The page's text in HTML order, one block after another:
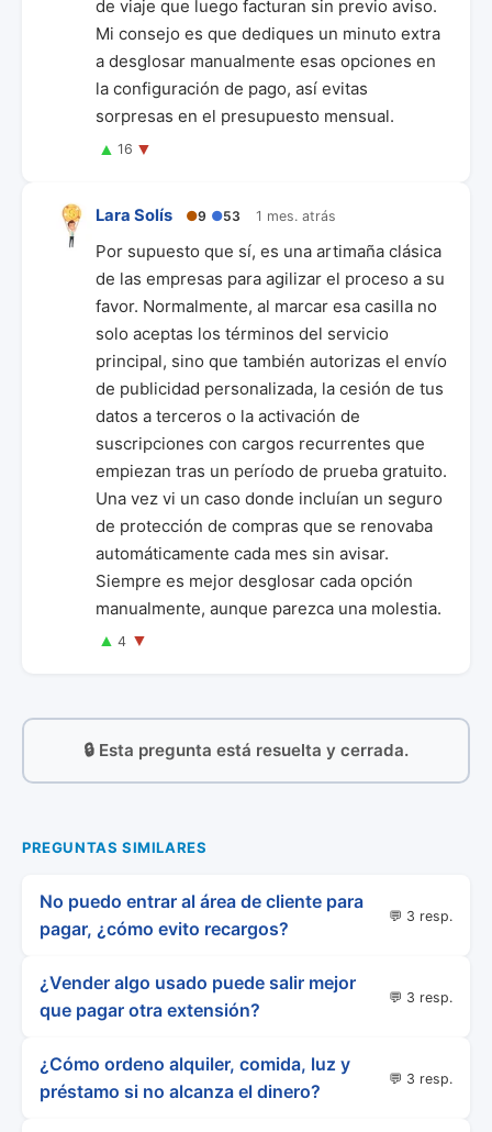
de viaje que luego facturan sin previo aviso.
Mi consejo es que dediques un minuto extra
a desglosar manualmente esas opciones en
la configuración de pago, así evitas
sorpresas en el presupuesto mensual.
▲ 16 ▼
Lara Solís ●9 ●53 1 mes. atrás
Por supuesto que sí, es una artimaña clásica
de las empresas para agilizar el proceso a su
favor. Normalmente, al marcar esa casilla no
solo aceptas los términos del servicio
principal, sino que también autorizas el envío
de publicidad personalizada, la cesión de tus
datos a terceros o la activación de
suscripciones con cargos recurrentes que
empiezan tras un período de prueba gratuito.
Una vez vi un caso donde incluían un seguro
de protección de compras que se renovaba
automáticamente cada mes sin avisar.
Siempre es mejor desglosar cada opción
manualmente, aunque parezca una molestia.
▲ 4 ▼
🔒 Esta pregunta está resuelta y cerrada.
PREGUNTAS SIMILARES
No puedo entrar al área de cliente para
pagar, ¿cómo evito recargos?
💬 3 resp.
¿Vender algo usado puede salir mejor
que pagar otra extensión?
💬 3 resp.
¿Cómo ordeno alquiler, comida, luz y
préstamo si no alcanza el dinero?
💬 3 resp.